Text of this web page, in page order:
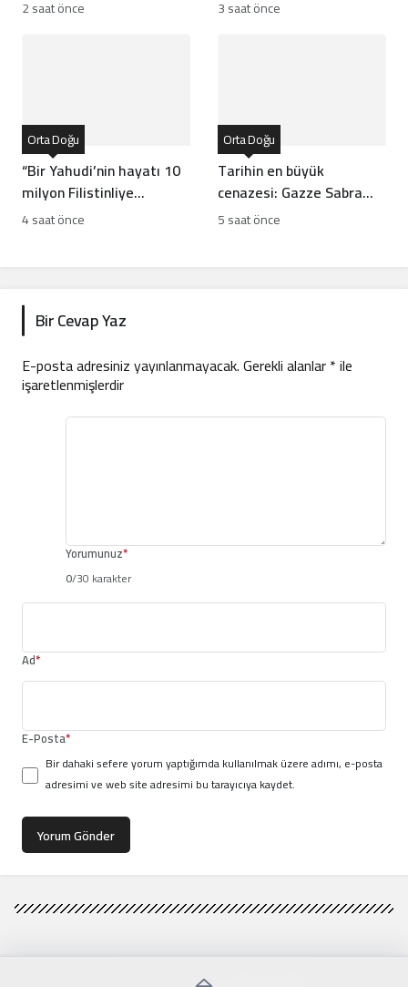
2 saat önce 3 saat önce
“Bir Yahudi’nin hayatı 10
milyon Filistinliye
bedeldir”: Yerleşimci
Orta Doğu
4 saat önce
Tarihin en büyük
cenazesi: Gazze Sabra
katliamı kurbanlarını
Orta Doğu
5 saat önce
Bir Cevap Yaz
E-posta adresiniz yayınlanmayacak.Gerekli alanlar*ile
işaretlenmişlerdir
Yorumunuz*
0/30 karakter
Ad*
E-Posta*
Bir dahaki sefere yorum yaptığımda kullanılmak üzere adımı, e-posta
adresimi ve web site adresimi bu tarayıcıya kaydet.
Yorum Gönder